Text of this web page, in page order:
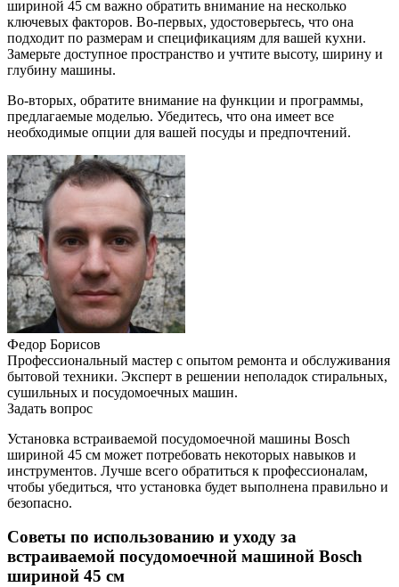
шириной 45 см важно обратить внимание на несколько
ключевых факторов. Во-первых, удостоверьтесь, что она
подходит по размерам и спецификациям для вашей кухни.
Замерьте доступное пространство и учтите высоту, ширину и
глубину машины.
Во-вторых, обратите внимание на функции и программы,
предлагаемые моделью. Убедитесь, что она имеет все
необходимые опции для вашей посуды и предпочтений.
Федор Борисов
Профессиональный мастер с опытом ремонта и обслуживания
бытовой техники. Эксперт в решении неполадок стиральных,
сушильных и посудомоечных машин.
Задать вопрос
Установка встраиваемой посудомоечной машины Bosch
шириной 45 см может потребовать некоторых навыков и
инструментов. Лучше всего обратиться к профессионалам,
чтобы убедиться, что установка будет выполнена правильно и
безопасно.
Советы по использованию и уходу за
встраиваемой посудомоечной машиной Bosch
шириной 45 см